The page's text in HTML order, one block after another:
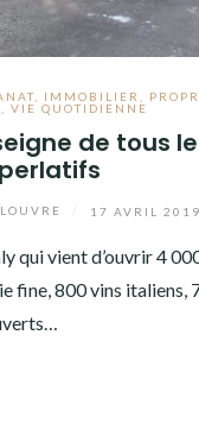
IMMOBILIER
VIE QUOTIDIENNE
de tous
17 AVRIL 2019
qui vient d’ouvrir 4
fine, 800 vins italiens,